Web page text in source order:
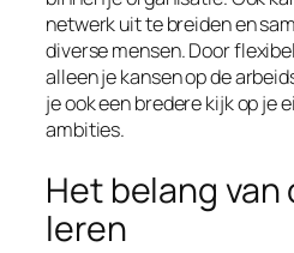
netwerk uit te breiden en
diverse mensen. Door
alleen je kansen op de
je ook een bredere kijk op je
ambities.
Het belang
leren